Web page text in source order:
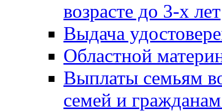
возрасте до 3-х лет
Выдача
Областной
Выплаты семьям
семей и